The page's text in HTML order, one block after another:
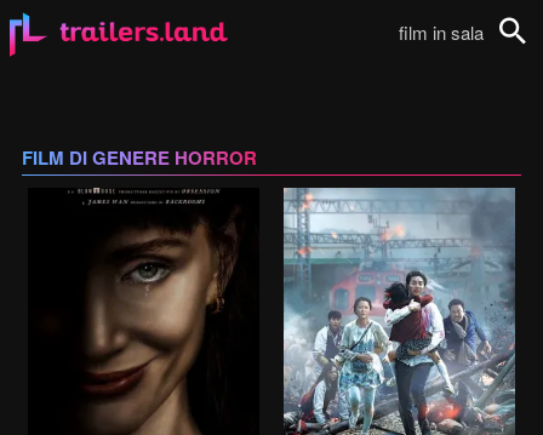
film in sala
FILM DI GENERE HORROR